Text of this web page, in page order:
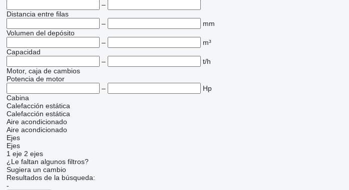
–
Distancia entre filas
–
mm
Volumen del depósito
–
m³
Capacidad
–
t/h
Motor, caja de cambios
Potencia de motor
–
Hp
Cabina
Calefacción estática
Calefacción estática
Aire acondicionado
Aire acondicionado
Ejes
Ejes
1 eje 2 ejes
¿Le faltan algunos filtros?
Sugiera un cambio
Resultados de la búsqueda:
-